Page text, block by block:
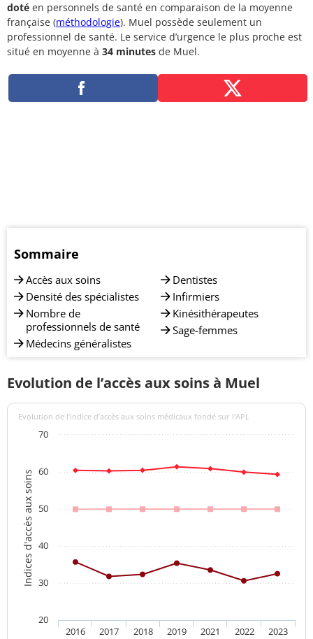
doté en personnels de santé en comparaison de la moyenne
française (méthodologie). Muel possède seulement un
professionnel de santé. Le service d’urgence le plus proche est
situé en moyenne à 34 minutes de Muel.
Sommaire
Accès aux soins
Densité des spécialistes
Nombre de
professionnels de santé
Médecins généralistes
Dentistes
Infirmiers
Kinésithérapeutes
Sage-femmes
Evolution de l’accès aux soins à Muel
Indices d'accès aux soins
Evolution de l’indice d’accès aux soins médicaux fondé sur l'APL
2016 2017 2018 2019 2021 2022 2023
20
30
40
50
60
70